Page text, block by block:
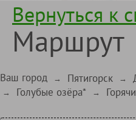
Вернуться к
Маршрут
Ваш город → Пятигорск →
→ Голубые озёра* →